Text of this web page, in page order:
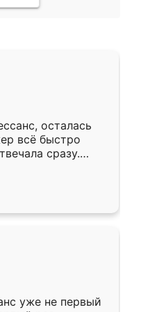
осталась
всё быстро
сразу.
подошёл к
Собрали
даже
уже не первый